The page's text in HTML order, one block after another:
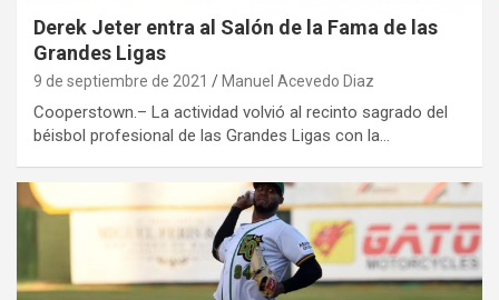
Derek Jeter entra al Salón de la Fama de las
Grandes Ligas
9 de septiembre de 2021 Manuel Acevedo Diaz
Cooperstown.– La actividad volvió al recinto sagrado del
béisbol profesional de las Grandes Ligas con la…